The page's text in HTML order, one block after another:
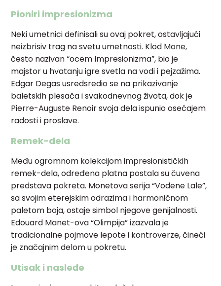
Pioniri impresionizma
Neki umetnici definisali su ovaj pokret, ostavljajući
neizbrisiv trag na svetu umetnosti. Klod Mone,
često nazivan “ocem Impresionizma”, bio je
majstor u hvatanju igre svetla na vodi i pejzažima.
Edgar Degas usredsredio se na prikazivanje
baletskih plesača i svakodnevnog života, dok je
Pierre-Auguste Renoir svoja dela ispunio osećajem
radosti i proslave.
Remek-dela
Među ogromnom kolekcijom impresionističkih
remek-dela, određena platna postala su čuvena
predstava pokreta. Monetova serija “Vodene Lale”,
sa svojim eterejskim odrazima i harmoničnom
paletom boja, ostaje simbol njegove genijalnosti.
Edouard Manet-ova “Olimpija” izazvala je
tradicionalne pojmove lepote i kontroverze, čineći
je značajnim delom u pokretu.
Utisak i nasleđe